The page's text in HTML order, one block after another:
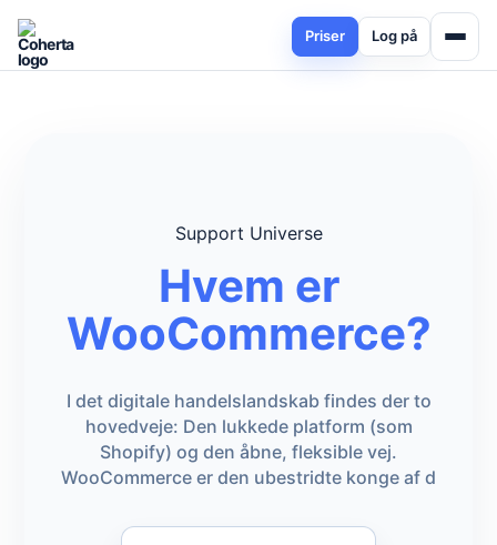
Priser Log på
Support Universe
Hvem er
WooCommerce?
I det digitale handelslandskab findes der to
hovedveje: Den lukkede platform (som
Shopify) og den åbne, fleksible vej.
WooCommerce er den ubestridte konge af d